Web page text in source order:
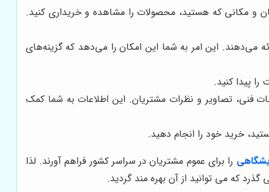
و مکانی که هستید، محصولات را مشاهده و خریداری کنید.
می‌دهند. این امر به شما این امکان را می‌دهد که گزینه‌های
پیدا کنید.
فنی، تصاویر و نظرات مشتریان. این اطلاعات به شما کمک
را برای عموم مشتریان در سراسر کشور فراهم آورند. لذا
که می توانید از آن بهره مند گردید.